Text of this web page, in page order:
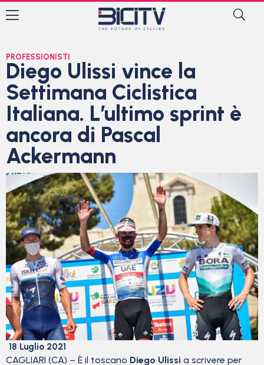
PROFESSIONISTI
Diego Ulissi vince la
Settimana Ciclistica
Italiana. L’ultimo sprint è
ancora di Pascal
Ackermann
18 Luglio 2021
CAGLIARI (CA) – È il toscano Diego Ulissi a scrivere per